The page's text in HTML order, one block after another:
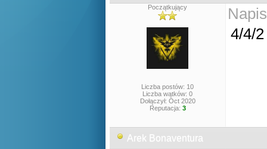
Początkujący
Liczba postów: 10
Liczba wątków: 0
Dołączył: Oct 2020
Reputacja: 3
4/4/
Arek Bonaventura